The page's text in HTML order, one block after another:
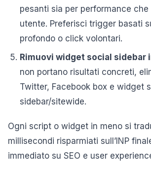
pesanti sia per performance che
utente. Preferisci trigger basati
profondo o click volontari.
Rimuovi widget social sidebar
non portano risultati concreti,
Twitter, Facebook box e widget
sidebar/sitewide.
Ogni script o widget in meno si
millisecondi risparmiati sull’INP
immediato su SEO e user